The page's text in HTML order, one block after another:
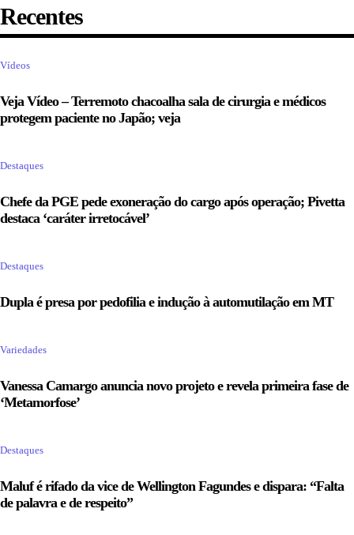
Recentes
Vídeos
Veja Vídeo – Terremoto chacoalha sala de cirurgia e médicos
protegem paciente no Japão; veja
Destaques
Chefe da PGE pede exoneração do cargo após operação; Pivetta
destaca ‘caráter irretocável’
Destaques
Dupla é presa por pedofilia e indução à automutilação em MT
Variedades
Vanessa Camargo anuncia novo projeto e revela primeira fase de
‘Metamorfose’
Destaques
Maluf é rifado da vice de Wellington Fagundes e dispara: “Falta
de palavra e de respeito”